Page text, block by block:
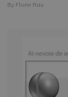
By Florin Rau